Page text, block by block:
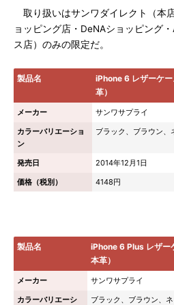
取り扱いはサンワダイレクト（本
ョッピング店・DeNAショッピング
ス店）のみの限定だ。
製品名
iPhone 6 レザーケ
革）
メーカー
サンワサプライ
カラーバリエーショ
ン
ブラック、ブラウン、
発売日
2014年12月1日
価格（税別）
4148円
製品名
iPhone 6 Plus レザー
本革）
メーカー
サンワサプライ
カラーバリエーシ
ブラック、ブラウン、